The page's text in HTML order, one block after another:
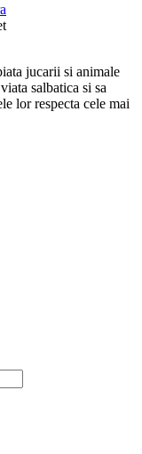
jucarii si animale
salbatica si sa
lor respecta cele mai